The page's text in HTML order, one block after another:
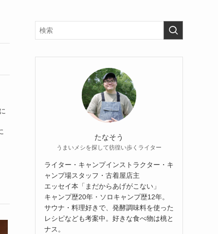
たなそう
うまいメシを探して彷徨い歩くライター
ライター・キャンプインストラクター・キ
ャンプ場スタッフ・古着屋店主
エッセイ本「まだからあげがこない」
キャンプ歴20年・ソロキャンプ歴12年。
サウナ・料理好きで、発酵調味料を使った
レシピなども考案中。好きな食べ物は桃と
ナス。